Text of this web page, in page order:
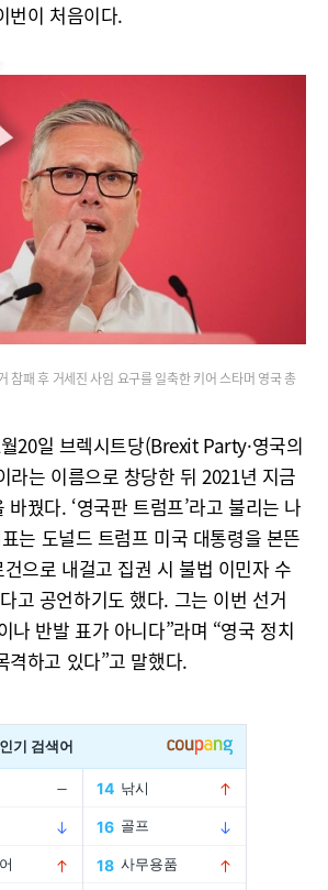
번이 처음이다.
참패 후 거세진 사임 요구를 일축한 키어 스타머 영국 총
20일 브렉시트당(Brexit Party·영국의
라는 이름으로 창당한 뒤 2021년 지금
꿨다. ‘영국판 트럼프’라고 불리는 나
는 도널드 트럼프 미국 대통령을 본뜬
으로 내걸고 집권 시 불법 이민자 수
고 공언하기도 했다. 그는 이번 선거
나 반발 표가 아니다”라며 “영국 정치
격하고 있다”고 말했다.